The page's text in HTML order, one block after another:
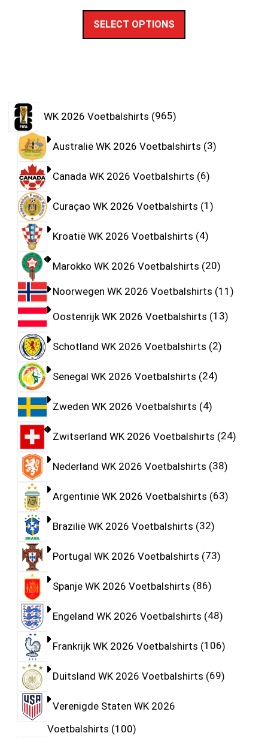
SELECT OPTIONS
WK 2026 Voetbalshirts 965
Australië WK 2026 Voetbalshirts 3
Canada WK 2026 Voetbalshirts 6
Curaçao WK 2026 Voetbalshirts 1
Kroatië WK 2026 Voetbalshirts 4
Marokko WK 2026 Voetbalshirts 20
Noorwegen WK 2026 Voetbalshirts 11
Oostenrijk WK 2026 Voetbalshirts 13
Schotland WK 2026 Voetbalshirts 2
Senegal WK 2026 Voetbalshirts 24
Zweden WK 2026 Voetbalshirts 4
Zwitserland WK 2026 Voetbalshirts 24
Nederland WK 2026 Voetbalshirts 38
Argentinië WK 2026 Voetbalshirts 63
Brazilië WK 2026 Voetbalshirts 32
Portugal WK 2026 Voetbalshirts 73
Spanje WK 2026 Voetbalshirts 86
Engeland WK 2026 Voetbalshirts 48
Frankrijk WK 2026 Voetbalshirts 106
Duitsland WK 2026 Voetbalshirts 69
Verenigde Staten WK 2026
Voetbalshirts 100